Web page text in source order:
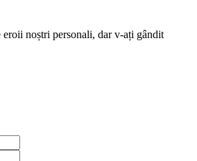
noștri personali, dar v-ați gândit